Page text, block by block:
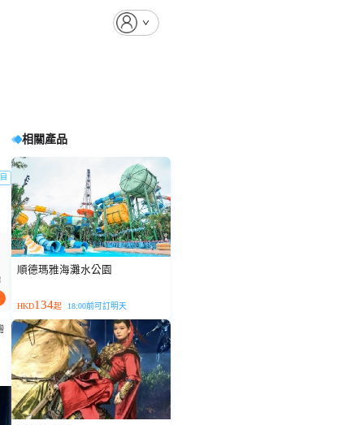
相關產品
順德瑪雅海灘水公園
HKD134起 18:00前可訂明天